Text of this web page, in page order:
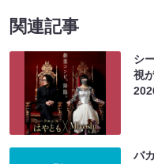
関連記事
シ
視
バ